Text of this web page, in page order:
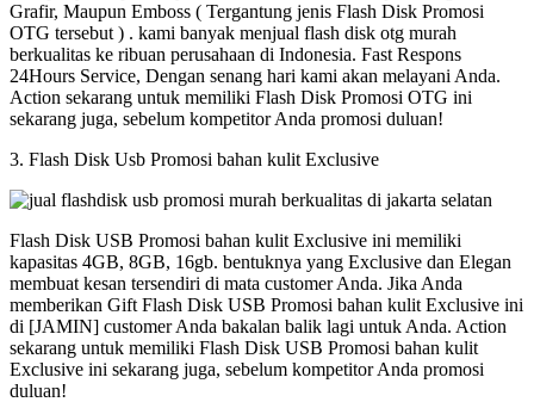
Grafir, Maupun Emboss ( Tergantung jenis Flash Disk Promosi
OTG tersebut ) . kami banyak menjual flash disk otg murah
berkualitas ke ribuan perusahaan di Indonesia. Fast Respons
24Hours Service, Dengan senang hari kami akan melayani Anda.
Action sekarang untuk memiliki Flash Disk Promosi OTG ini
sekarang juga, sebelum kompetitor Anda promosi duluan!
3. Flash Disk Usb Promosi bahan kulit Exclusive
Flash Disk USB Promosi bahan kulit Exclusive ini memiliki
kapasitas 4GB, 8GB, 16gb. bentuknya yang Exclusive dan Elegan
membuat kesan tersendiri di mata customer Anda. Jika Anda
memberikan Gift Flash Disk USB Promosi bahan kulit Exclusive ini
di [JAMIN] customer Anda bakalan balik lagi untuk Anda. Action
sekarang untuk memiliki Flash Disk USB Promosi bahan kulit
Exclusive ini sekarang juga, sebelum kompetitor Anda promosi
duluan!